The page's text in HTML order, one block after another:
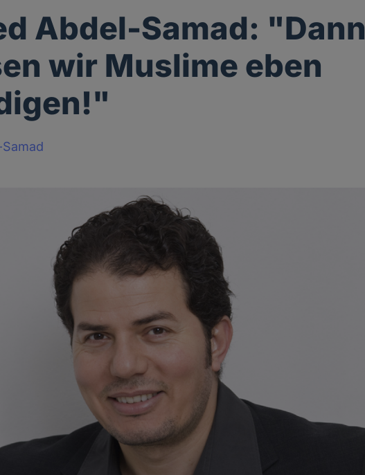
Abdel-Samad: "Dann
wir Muslime eben